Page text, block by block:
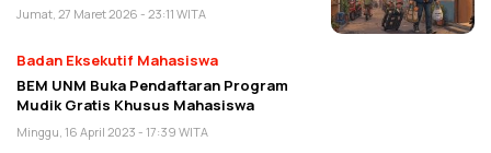
Jumat, 27 Maret 2026 - 23:11 WITA
Badan Eksekutif Mahasiswa
BEM UNM Buka Pendaftaran Program
Mudik Gratis Khusus Mahasiswa
Minggu, 16 April 2023 - 17:39 WITA